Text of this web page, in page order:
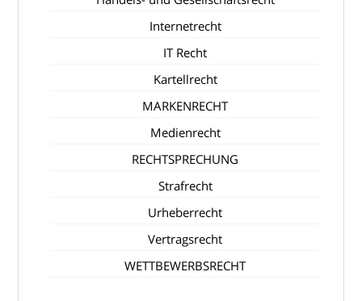
Internetrecht
IT Recht
Kartellrecht
MARKENRECHT
Medienrecht
RECHTSPRECHUNG
Strafrecht
Urheberrecht
Vertragsrecht
WETTBEWERBSRECHT